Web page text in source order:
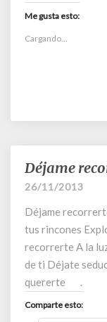
Me gusta esto:
Cargando...
Déjame
recorrerte
Déjame
26/11/2013
Déjame
tus rincones
recorrerte A la
de ti Déjate
quererte .
Comparte esto: